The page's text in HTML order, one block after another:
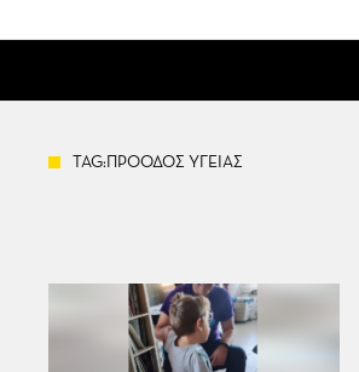
TAG:ΠΡΟΟΔΟΣ ΥΓΕΙΑΣ